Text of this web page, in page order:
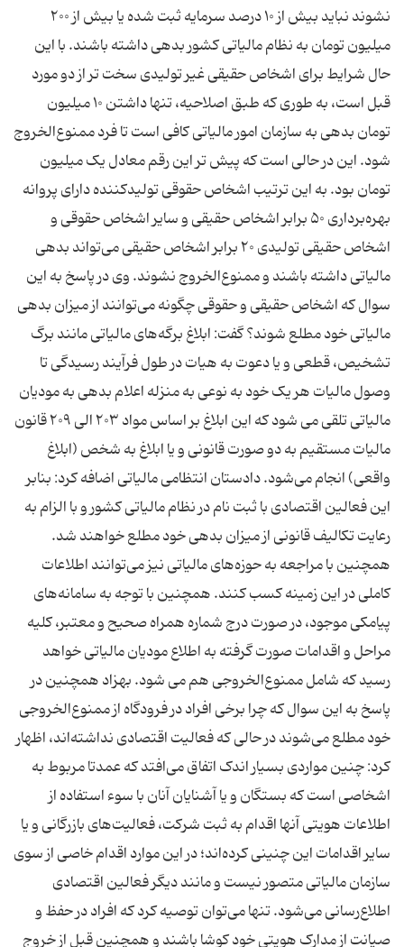
نشوند نباید بیش از ۱۰ درصد سرمایه ثبت شده یا بیش از ۲۰۰
میلیون تومان به نظام مالیاتی کشور بدهی داشته باشند. با این
حال شرایط برای اشخاص حقیقی غیر تولیدی سخت تر از دو مورد
قبل است، به طوری که طبق اصلاحیه، تنها داشتن ۱۰ میلیون
تومان بدهی به سازمان امور مالیاتی کافی است تا فرد ممنوع‌الخروج
شود. این در حالی است که پیش تر این رقم معادل یک میلیون
تومان بود. به این ترتیب اشخاص حقوقی تولیدکننده دارای پروانه
بهره‌برداری ۵۰ برابر اشخاص حقیقی و سایر اشخاص حقوقی و
اشخاص حقیقی تولیدی ۲۰ برابر اشخاص حقیقی می‌تواند بدهی
مالیاتی داشته باشند و ممنوع‌الخروج نشوند. وی در پاسخ به این
سوال که اشخاص حقیقی و حقوقی چگونه می‌توانند از میزان بدهی
مالیاتی خود مطلع شوند؟ گفت: ابلاغ برگه‌های مالیاتی مانند برگ
تشخیص، قطعی و یا دعوت به هیات در طول فرآیند رسیدگی تا
وصول مالیات هر یک خود به نوعی به منزله اعلام بدهی به مودیان
مالیاتی تلقی می شود که این ابلاغ بر اساس مواد ۲۰۳ الی ۲۰۹ قانون
مالیات مستقیم به دو صورت قانونی و یا ابلاغ به شخص (ابلاغ
واقعی) انجام می‌شود. دادستان انتظامی مالیاتی اضافه کرد: بنابر
این فعالین اقتصادی با ثبت نام در نظام مالیاتی کشور و با الزام به
رعایت تکالیف قانونی از میزان بدهی خود مطلع خواهند شد.
همچنین با مراجعه به حوزه‌های مالیاتی نیز می‌توانند اطلاعات
کاملی در این زمینه کسب کنند. همچنین با توجه به سامانه‌های
پیامکی موجود، در صورت درج شماره همراه صحیح و معتبر، کلیه
مراحل و اقدامات صورت گرفته به اطلاع مودیان مالیاتی خواهد
رسید که شامل ممنوع‌الخروجی هم می شود. بهزاد همچنین در
پاسخ به این سوال که چرا برخی افراد در فرودگاه از ممنوع‌الخروجی
خود مطلع می‌شوند در حالی که فعالیت اقتصادی نداشته‌اند، اظهار
کرد: چنین مواردی بسیار اندک اتفاق می‌افتد که عمدتا مربوط به
اشخاصی است که بستگان و یا آشنایان آنان با سوء استفاده از
اطلاعات هویتی آنها اقدام به ثبت شرکت، فعالیت‌های بازرگانی و یا
سایر اقدامات این چنینی کرده‌اند؛ در این موارد اقدام خاصی از سوی
سازمان مالیاتی متصور نیست و مانند دیگر فعالین اقتصادی
اطلاع‌رسانی می‌شود. تنها می‌توان توصیه کرد که افراد در حفظ و
صیانت از مدارک هویتی خود کوشا باشند و همچنین قبل از خروج